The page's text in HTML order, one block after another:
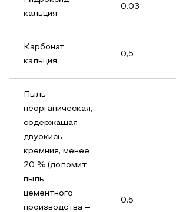
кальция
0,03
Карбонат
кальция
0,5
Пыль,
неорганическая,
содержащая
двуокись
кремния, менее
20 % (доломит,
пыль
цементного
производства –
0,5